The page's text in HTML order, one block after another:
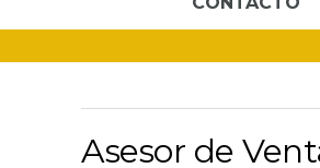
Asesor de